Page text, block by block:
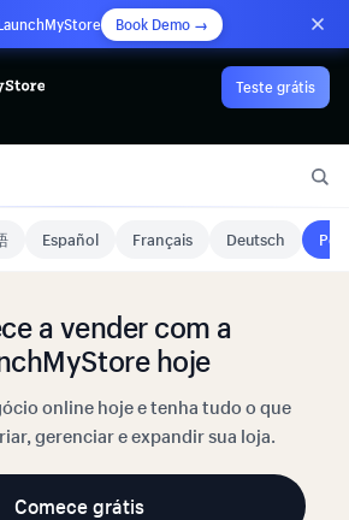
Book Demo →
Teste grátis
Español Français Deutsch
a vender com a
hoje
online hoje e tenha tudo o que
gerenciar e expandir sua loja.
Comece grátis